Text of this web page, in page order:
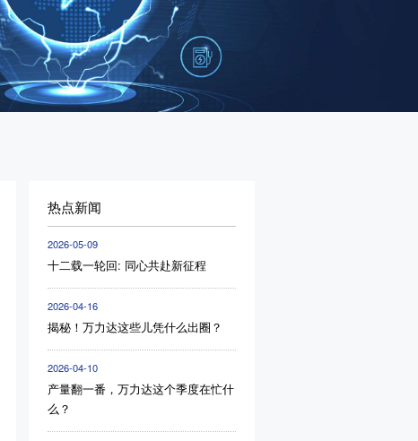
热点新闻
2026-05-09
十二载一轮回: 同心共赴新征程
2026-04-16
揭秘！万力达这些儿凭什么出圈？
2026-04-10
产量翻一番，万力达这个季度在忙什
么？